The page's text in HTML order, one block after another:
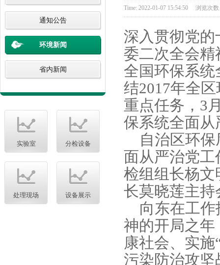
通知公告
环境新闻
省内新闻
实验室 分检设备
处理现场 设备展示
Time: 2022-01-07 15:54:50 浏览次数
深入贯彻党
委二次全会
全国环保系
结2017年全
重点任务，3
保系统全面
自治区环保
面从严治党
检组组长杨
长莫晓莲主持
向东在工作
神的开局之
康社会、实
污染防治攻